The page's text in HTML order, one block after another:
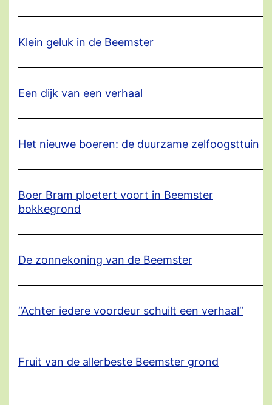
Klein geluk in de Beemster
Een dijk van een verhaal
Het nieuwe boeren: de duurzame zelfoogsttuin
Boer Bram ploetert voort in Beemster
bokkegrond
De zonnekoning van de Beemster
“Achter iedere voordeur schuilt een verhaal”
Fruit van de allerbeste Beemster grond